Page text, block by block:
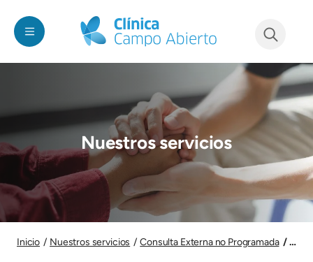
Nuestros servicios
Inicio Nuestros servicios Consulta Externa no Programada